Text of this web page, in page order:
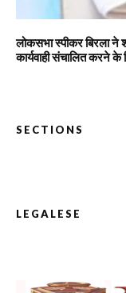
लोकसभा स्पीकर बिरला
कार्यवाही संचालित करने
SECTIONS
LEGALESE